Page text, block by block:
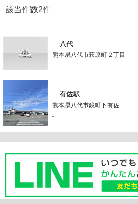
該当件数2件
八代
熊本県八代市萩原町２丁目
-
有佐駅
熊本県八代市鏡町下有佐
-